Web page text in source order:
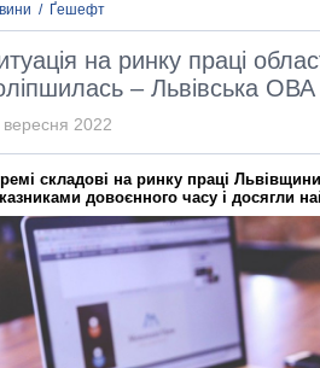
/ Ґешефт
на ринку праці
– Львівська ОВА
вересня 2022
складові на ринку праці
довоєнного часу і досягли